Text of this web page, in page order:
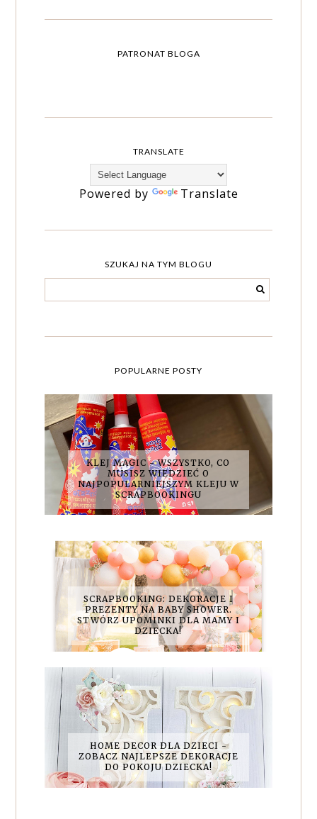
PATRONAT BLOGA
TRANSLATE
Powered by Translate
SZUKAJ NA TYM BLOGU
POPULARNE POSTY
KLEJ MAGIC - WSZYSTKO, CO
MUSISZ WIEDZIEĆ O
NAJPOPULARNIEJSZYM KLEJU W
SCRAPBOOKINGU
SCRAPBOOKING: DEKORACJE I
PREZENTY NA BABY SHOWER.
STWÓRZ UPOMINKI DLA MAMY I
DZIECKA!
HOME DECOR DLA DZIECI -
ZOBACZ NAJLEPSZE DEKORACJE
DO POKOJU DZIECKA!